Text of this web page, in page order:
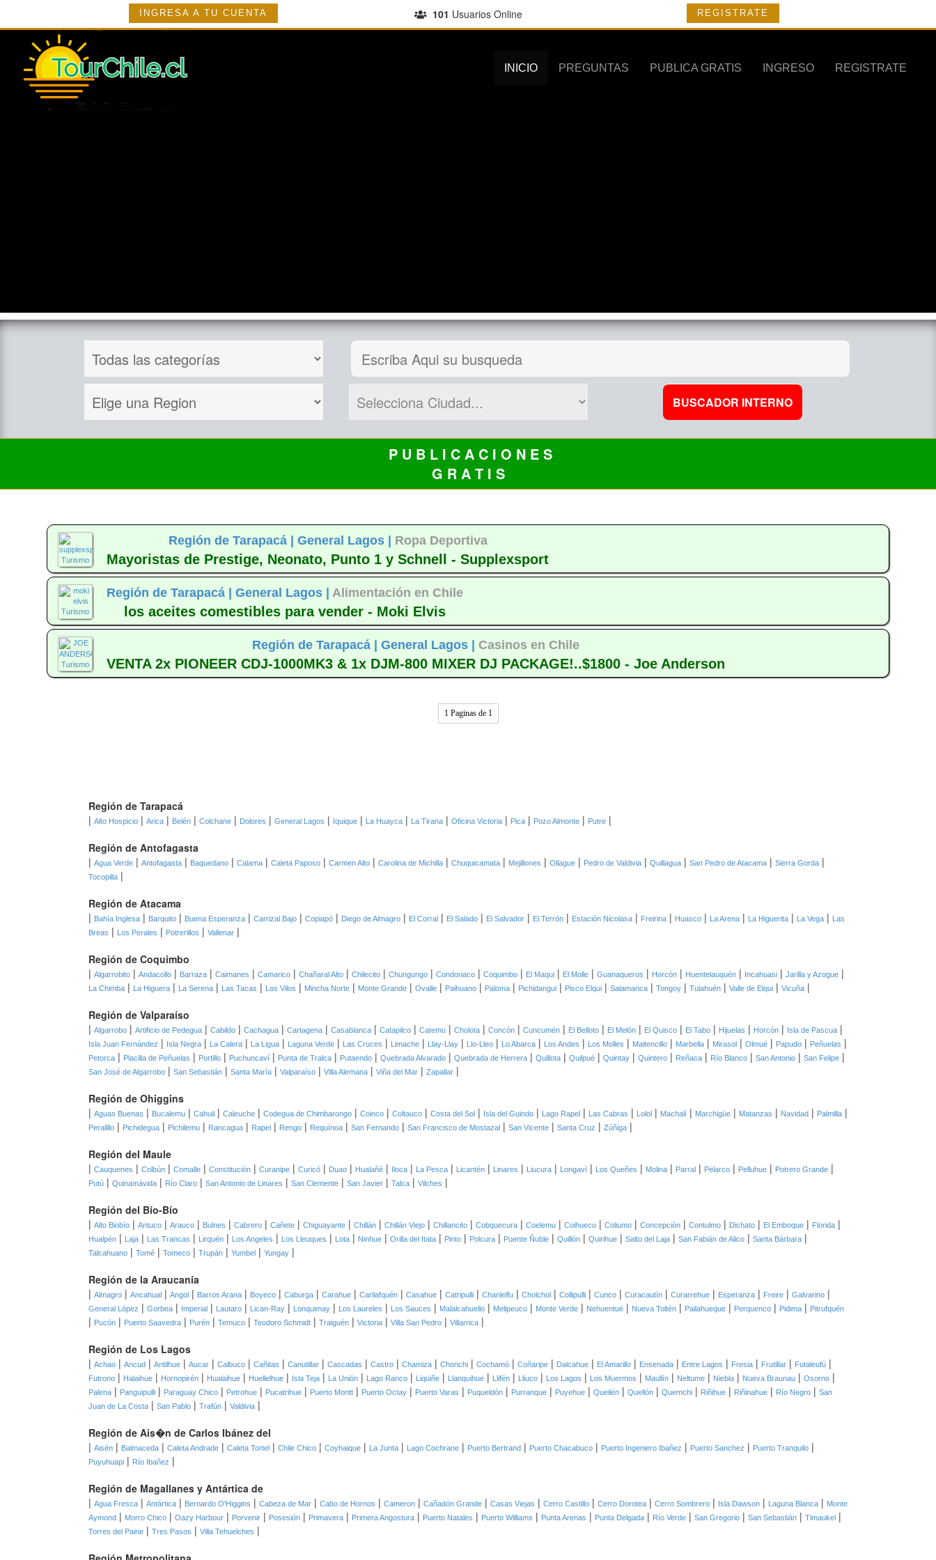
INGRESA A TU CUENTA 101 Usuarios Online REGISTRATE
INICIO PREGUNTAS PUBLICA GRATIS INGRESO REGISTRATE
P U B L I C A C I O N E S
G R A T I S
Región de Tarapacá | General Lagos | Ropa Deportiva
Mayoristas de Prestige, Neonato, Punto 1 y Schnell - Supplexsport
Región de Tarapacá |General Lagos |Alimentación en Chile
los aceites comestibles para vender - Moki Elvis
Región de Tarapacá |General Lagos |Casinos en Chile
VENTA 2x PIONEER CDJ-1000MK3 & 1x DJM-800 MIXER DJ PACKAGE!..$1800 - Joe Anderson
1 Paginas de 1
Región de Tarapacá
| Alto Hospicio | Arica | Belén | Colchane | Dolores | General Lagos | Iquique | La Huayca | La Tirana | Oficina Victoria | Pica | Pozo Almonte | Putre |
Región de Antofagasta
| Agua Verde | Antofagasta | Baquedano | Calama | Caleta Paposo | Carmen Alto | Carolina de Michilla | Chuquicamata | Mejillones | Ollague | Pedro de Valdivia | Quillagua | San Pedro de Atacama | Sierra Gorda |
Tocopilla |
Región de Atacama
| Bahía Inglesa | Barquito | Buena Esperanza | Carrizal Bajo | Copiapó | Diego de Almagro | El Corral | El Salado | El Salvador | El Terrón | Estación Nicolasa | Freirina | Huasco | La Arena | La Higuerita | La Vega | Las
Breas | Los Perales | Potrerillos | Vallenar |
Región de Coquimbo
| Algarrobito | Andacollo | Barraza | Caimanes | Camarico | Chañaral Alto | Chilecito | Chungungo | Condoriaco | Coquimbo | El Maqui | El Molle | Guanaqueros | Horcón | Huentelauquén | Incahuasi | Jarilla y Azogue |
La Chimba | La Higuera | La Serena | Las Tacas | Los Vilos | Mincha Norte | Monte Grande | Ovalle | Paihuano | Paloma | Pichidangui | Pisco Elqui | Salamanca | Tongoy | Tulahuén | Valle de Elqui | Vicuña |
Región de Valparaíso
| Algarrobo | Artificio de Pedegua | Cabildo | Cachagua | Cartagena | Casablanca | Catapilco | Catemu | Cholota | Concón | Cuncumén | El Belloto | El Melón | El Quisco | El Tabo | Hijuelas | Horcón | Isla de Pascua |
Isla Juan Fernández | Isla Negra | La Calera | La Ligua | Laguna Verde | Las Cruces | Limache | Llay-Llay | Llo-Lleo | Lo Abarca | Los Andes | Los Molles | Maitencillo | Marbella | Mirasol | Olmué | Papudo | Peñuelas |
Petorca | Placilla de Peñuelas | Portillo | Puchuncaví | Punta de Tralca | Putaendo | Quebrada Alvarado | Quebrada de Herrera | Quillota | Quilpué | Quintay | Quintero | Reñaca | Río Blanco | San Antonio | San Felipe |
San José de Algarrobo | San Sebastián | Santa María | Valparaíso | Villa Alemana | Viña del Mar | Zapallar |
Región de Ohiggins
| Aguas Buenas | Bucalemu | Cahuil | Caleuche | Codegua de Chimbarongo | Coinco | Coltauco | Costa del Sol | Isla del Guindo | Lago Rapel | Las Cabras | Lolol | Machalí | Marchigüe | Matanzas | Navidad | Palmilla |
Peralillo | Pichidegua | Pichilemu | Rancagua | Rapel | Rengo | Requínoa | San Fernando | San Francisco de Mostazal | San Vicente | Santa Cruz | Zúñiga |
Región del Maule
| Cauquenes | Colbún | Comalle | Constitución | Curanipe | Curicó | Duao | Hualañé | Iloca | La Pesca | Licantén | Linares | Liucura | Longaví | Los Queñes | Molina | Parral | Pelarco | Pelluhue | Potrero Grande |
Putú | Quinamávida | Río Claro | San Antonio de Linares | San Clemente | San Javier | Talca | Vilches |
Región del Bío-Bío
| Alto Biobío | Antuco | Arauco | Bulnes | Cabrero | Cañete | Chiguayante | Chillán | Chillán Viejo | Chillancito | Cobquecura | Coelemu | Coihueco | Coliumo | Concepción | Contulmo | Dichato | El Emboque | Florida |
Hualpén | Laja | Las Trancas | Lirquén | Los Angeles | Los Lleuques | Lota | Ninhue | Orilla del Itata | Pinto | Polcura | Puente Ñuble | Quillón | Quirihue | Salto del Laja | San Fabián de Alico | Santa Bárbara |
Talcahuano | Tomé | Tomeco | Trupán | Yumbel | Yungay |
Región de la Araucanía
| Almagro | Ancahual | Angol | Barros Arana | Boyeco | Caburga | Carahue | Carilafquén | Casahue | Catripulli | Chanlelfu | Cholchol | Collipulli | Cunco | Curacautín | Curarrehue | Esperanza | Freire | Galvarino |
General López | Gorbea | Imperial | Lautaro | Lican-Ray | Lonquimay | Los Laureles | Los Sauces | Malalcahuello | Melipeuco | Monte Verde | Nehuentué | Nueva Toltén | Pailahueque | Perquenco | Pidima | Pitrufquén
| Pucón | Puerto Saavedra | Purén | Temuco | Teodoro Schmidt | Traiguén | Victoria | Villa San Pedro | Villarrica |
Región de Los Lagos
| Achao | Ancud | Antilhue | Aucar | Calbuco | Cañitas | Canutillar | Cascadas | Castro | Chamiza | Chonchi | Cochamó | Coñaripe | Dalcahue | El Amarillo | Ensenada | Entre Lagos | Fresia | Frutillar | Futaleufú |
Futrono | Halaihue | Hornopirén | Hualaihue | Huellelhue | Isla Teja | La Unión | Lago Ranco | Liquiñe | Llanquihue | Llifén | Lliuco | Los Lagos | Los Muermos | Maullín | Neltume | Niebla | Nueva Braunau | Osorno |
Palena | Panguipulli | Paraguay Chico | Petrohue | Pucatrihue | Puerto Montt | Puerto Octay | Puerto Varas | Puqueldón | Purranque | Puyehue | Queilén | Quellón | Quemchi | Riñihue | Riñinahue | Río Negro | San
Juan de La Costa | San Pablo | Trafún | Valdivia |
Región de Ais�n de Carlos Ibánez del
| Aisén | Balmaceda | Caleta Andrade | Caleta Tortel | Chile Chico | Coyhaique | La Junta | Lago Cochrane | Puerto Bertrand | Puerto Chacabuco | Puerto Ingeniero Ibañez | Puerto Sanchez | Puerto Tranquilo |
Puyuhuapi | Río Ibañez |
Región de Magallanes y Antártica de
| Agua Fresca | Antártica | Bernardo O'Higgins | Cabeza de Mar | Cabo de Hornos | Cameron | Cañadón Grande | Casas Viejas | Cerro Castillo | Cerro Dorotea | Cerro Sombrero | Isla Dawson | Laguna Blanca | Monte
Aymond | Morro Chico | Oazy Harbour | Porvenir | Posesión | Primavera | Primera Angostura | Puerto Natales | Puerto Williams | Punta Arenas | Punta Delgada | Río Verde | San Gregorio | San Sebastián | Timaukel |
Torres del Paine | Tres Pasos | Villa Tehuelches |